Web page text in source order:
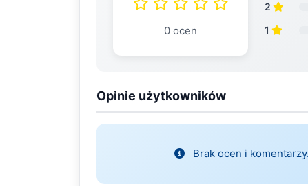
0 ocen
2
1
Opinie użytkowników
Brak ocen i